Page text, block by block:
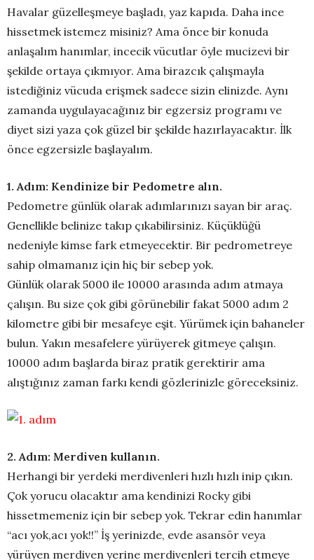
Havalar güzelleşmeye başladı, yaz kapıda. Daha ince
hissetmek istemez misiniz? Ama önce bir konuda
anlaşalım hanımlar, incecik vücutlar öyle mucizevi bir
şekilde ortaya çıkmıyor. Ama birazcık çalışmayla
istediğiniz vücuda erişmek sadece sizin elinizde. Aynı
zamanda uygulayacağınız bir egzersiz programı ve
diyet sizi yaza çok güzel bir şekilde hazırlayacaktır. İlk
önce egzersizle başlayalım.
1. Adım: Kendinize bir Pedometre alın.
Pedometre günlük olarak adımlarınızı sayan bir araç.
Genellikle belinize takıp çıkabilirsiniz. Küçüklüğü
nedeniyle kimse fark etmeyecektir. Bir pedrometreye
sahip olmamanız için hiç bir sebep yok.
Günlük olarak 5000 ile 10000 arasında adım atmaya
çalışın. Bu size çok gibi görünebilir fakat 5000 adım 2
kilometre gibi bir mesafeye eşit. Yürümek için bahaneler
bulun. Yakın mesafelere yürüyerek gitmeye çalışın.
10000 adım başlarda biraz pratik gerektirir ama
alıştığınız zaman farkı kendi gözlerinizle göreceksiniz.
2. Adım: Merdiven kullanın.
Herhangi bir yerdeki merdivenleri hızlı hızlı inip çıkın.
Çok yorucu olacaktır ama kendinizi Rocky gibi
hissetmemeniz için bir sebep yok. Tekrar edin hanımlar
“acı yok,acı yok!!” İş yerinizde, evde asansör veya
yürüyen merdiven yerine merdivenleri tercih etmeye